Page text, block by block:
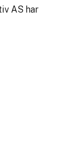
AS har